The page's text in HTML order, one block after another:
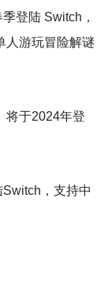
登陆 Switch，
人游玩冒险解谜
将于2024年登
，支持中